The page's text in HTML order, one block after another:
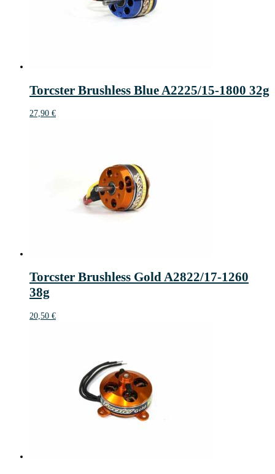
Torcster Brushless Blue A2225/15-1800 32g
27,90 €
Torcster Brushless Gold A2822/17-1260
38g
20,50 €